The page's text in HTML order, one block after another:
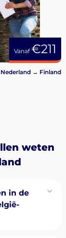
Vanaf€211
Nederland → Finland
weten
in de